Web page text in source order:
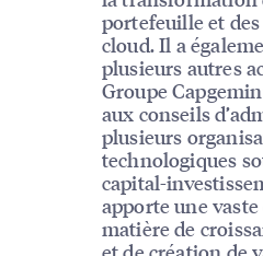
portefeuille et
cloud. Il a
plusieurs autres
Groupe
aux conseils
plusieurs
technologiques
capital-
apporte une
matière de